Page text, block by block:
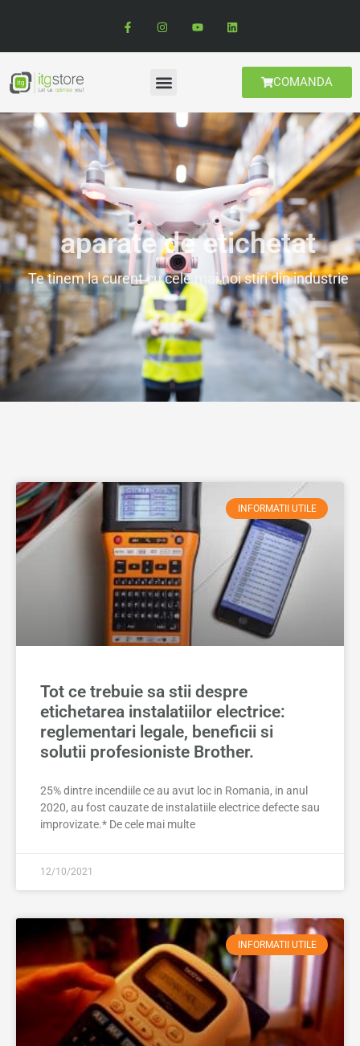
COMANDA
aparate de etichetat
Te tinem la curent cu cele mai noi stiri din industrie
INFORMATII UTILE
Tot ce trebuie sa stii despre
etichetarea instalatiilor electrice:
reglementari legale, beneficii si
solutii profesioniste Brother.
25% dintre incendiile ce au avut loc in Romania, in anul
2020, au fost cauzate de instalatiile electrice defecte sau
improvizate.* De cele mai multe
12/10/2021
INFORMATII UTILE